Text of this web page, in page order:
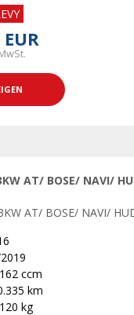
AT/ BOSE/ NAVI/
ccm
km
kg